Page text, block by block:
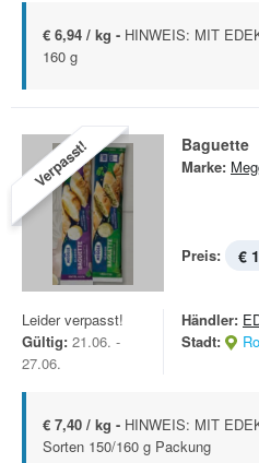
€ 6,94 / kg - HINWEIS: MIT
160 g
Verpasst! Baguette
Marke:
Preis: €
Leider verpasst!
Gültig: 21.06. -
27.06.
Händler:
Stadt:
€ 7,40 / kg - HINWEIS: MIT
Sorten 150/160 g Packung